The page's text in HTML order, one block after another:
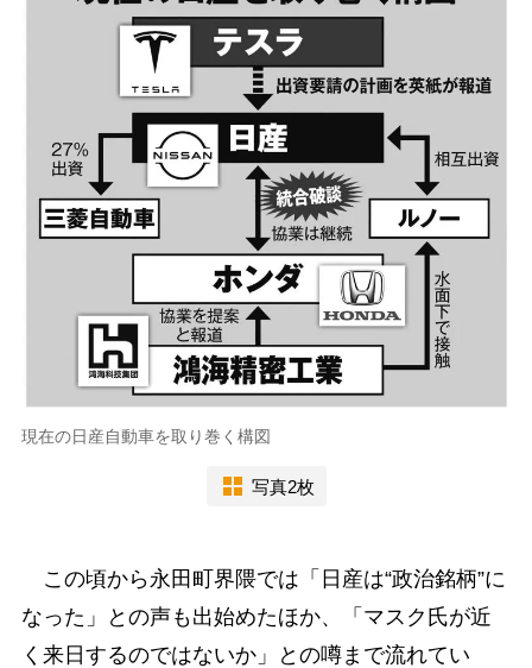
現在の日産自動車を取り巻く構図
写真2枚
この頃から永田町界隈では「日産は“政治銘柄”に
なった」との声も出始めたほか、「マスク氏が近
く来日するのではないか」との噂まで流れてい